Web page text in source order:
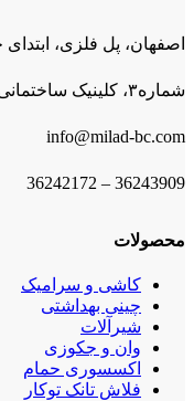
اصفهان، پل فلزی،
شماره۳، کلینیک ساختمانی میلاد
info@milad-bc.com
36243909 – 36242172
محصولات
کاشی و سرامیک
چینی بهداشتی
شیرآلات
وان و جکوزی
اکسسوری حمام
فلاش تانک توکار